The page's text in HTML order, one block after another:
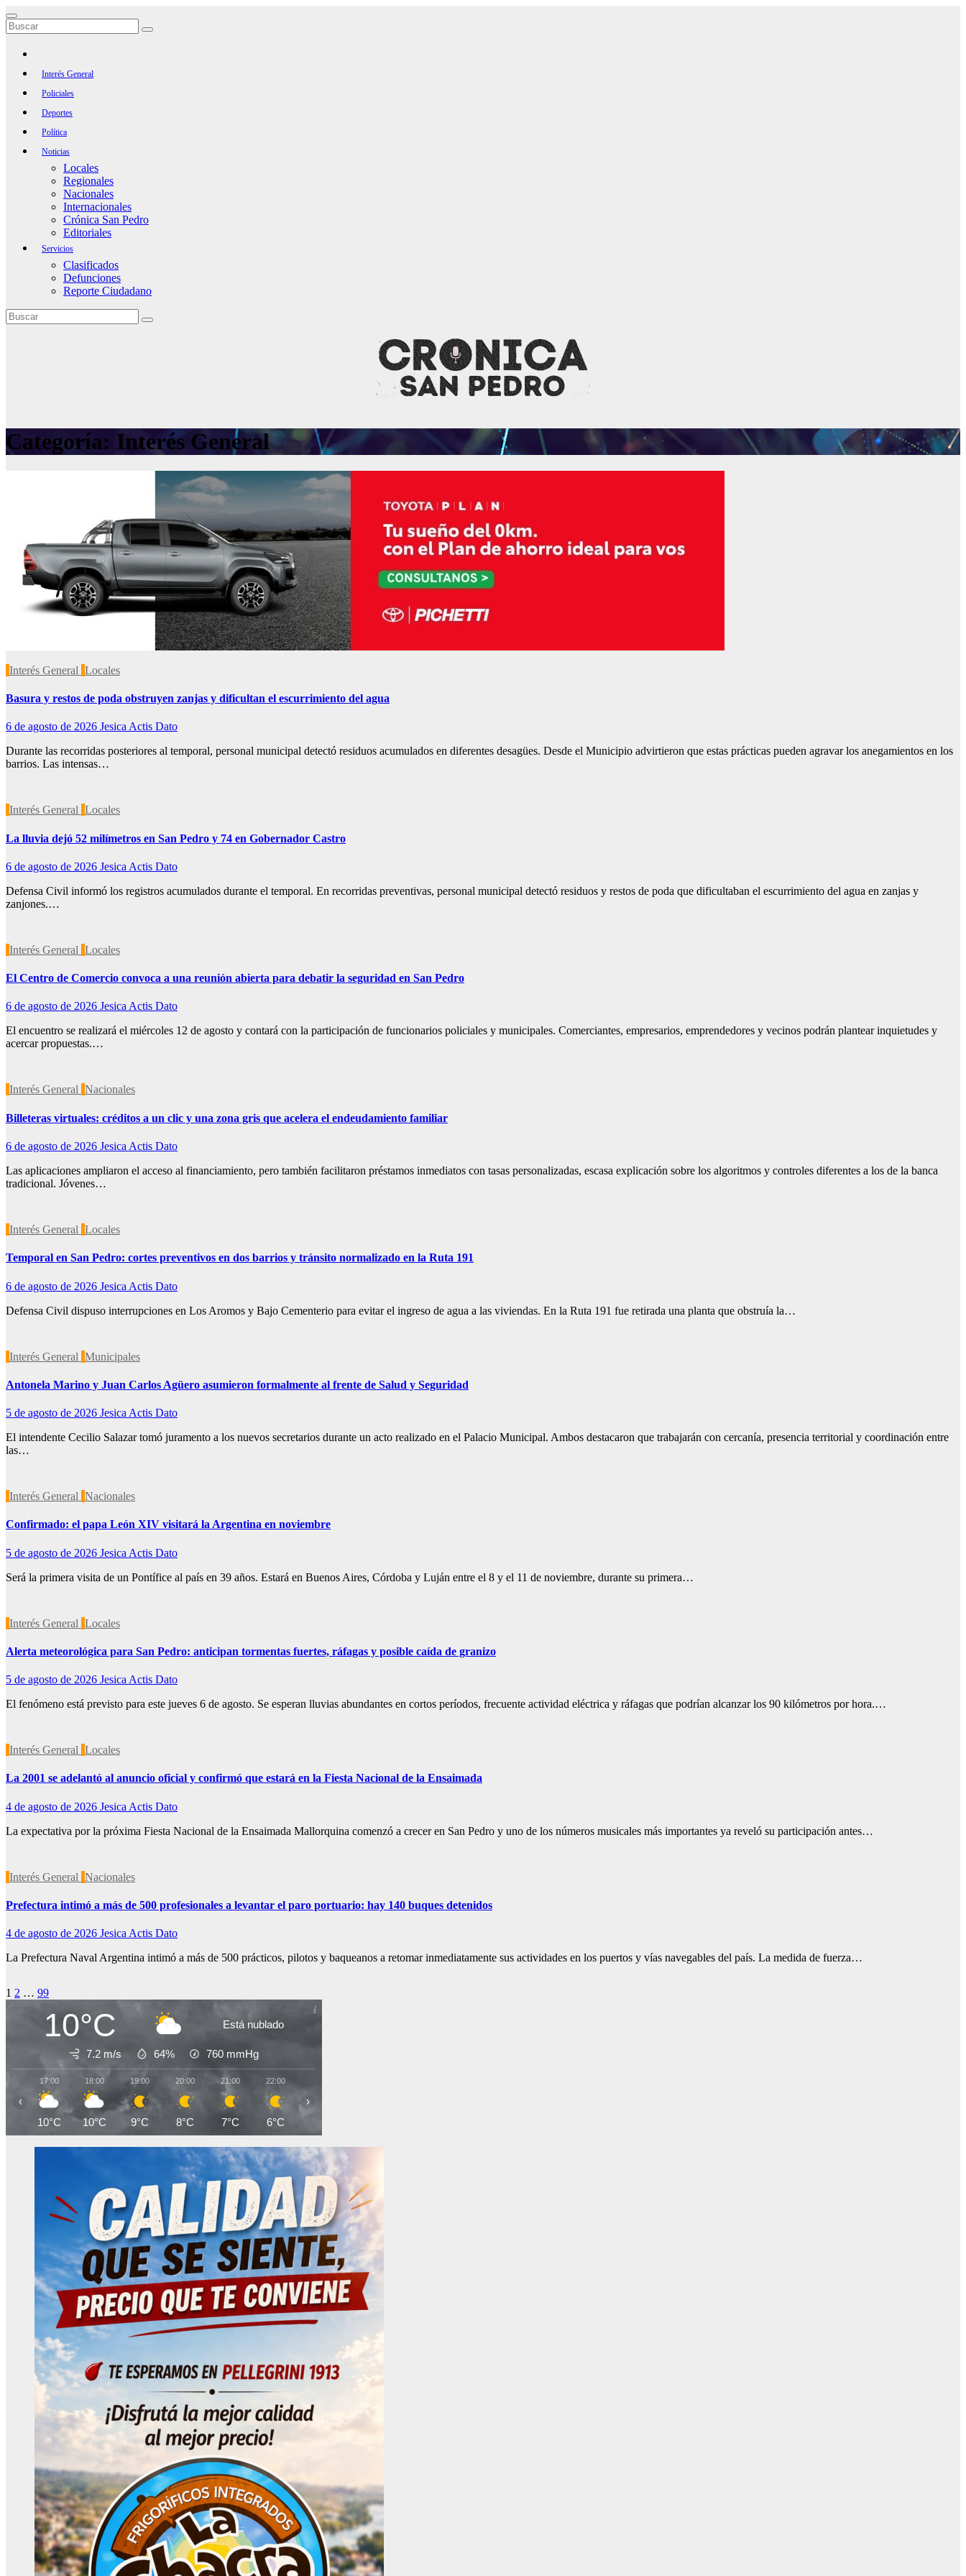
Saltar
al
contenido
Interés General
Policiales
Deportes
Política
Noticias
Locales
Regionales
Nacionales
Internacionales
Crónica San Pedro
Editoriales
Servicios
Clasificados
Defunciones
Reporte Ciudadano
Categoría: Interés General
Interés General Locales
Basura y restos de poda obstruyen zanjas y dificultan el escurrimiento del agua
6 de agosto de 2026 Jesica Actis Dato
Durante las recorridas posteriores al temporal, personal municipal detectó residuos acumulados en diferentes desagües. Desde el Municipio advirtieron que estas prácticas pueden agravar los anegamientos en los
barrios. Las intensas…
Interés General Locales
La lluvia dejó 52 milímetros en San Pedro y 74 en Gobernador Castro
6 de agosto de 2026 Jesica Actis Dato
Defensa Civil informó los registros acumulados durante el temporal. En recorridas preventivas, personal municipal detectó residuos y restos de poda que dificultaban el escurrimiento del agua en zanjas y
zanjones.…
Interés General Locales
El Centro de Comercio convoca a una reunión abierta para debatir la seguridad en San Pedro
6 de agosto de 2026 Jesica Actis Dato
El encuentro se realizará el miércoles 12 de agosto y contará con la participación de funcionarios policiales y municipales. Comerciantes, empresarios, emprendedores y vecinos podrán plantear inquietudes y
acercar propuestas.…
Interés General Nacionales
Billeteras virtuales: créditos a un clic y una zona gris que acelera el endeudamiento familiar
6 de agosto de 2026 Jesica Actis Dato
Las aplicaciones ampliaron el acceso al financiamiento, pero también facilitaron préstamos inmediatos con tasas personalizadas, escasa explicación sobre los algoritmos y controles diferentes a los de la banca
tradicional. Jóvenes…
Interés General Locales
Temporal en San Pedro: cortes preventivos en dos barrios y tránsito normalizado en la Ruta 191
6 de agosto de 2026 Jesica Actis Dato
Defensa Civil dispuso interrupciones en Los Aromos y Bajo Cementerio para evitar el ingreso de agua a las viviendas. En la Ruta 191 fue retirada una planta que obstruía la…
Interés General Municipales
Antonela Marino y Juan Carlos Agüero asumieron formalmente al frente de Salud y Seguridad
5 de agosto de 2026 Jesica Actis Dato
El intendente Cecilio Salazar tomó juramento a los nuevos secretarios durante un acto realizado en el Palacio Municipal. Ambos destacaron que trabajarán con cercanía, presencia territorial y coordinación entre
las…
Interés General Nacionales
Confirmado: el papa León XIV visitará la Argentina en noviembre
5 de agosto de 2026 Jesica Actis Dato
Será la primera visita de un Pontífice al país en 39 años. Estará en Buenos Aires, Córdoba y Luján entre el 8 y el 11 de noviembre, durante su primera…
Interés General Locales
Alerta meteorológica para San Pedro: anticipan tormentas fuertes, ráfagas y posible caída de granizo
5 de agosto de 2026 Jesica Actis Dato
El fenómeno está previsto para este jueves 6 de agosto. Se esperan lluvias abundantes en cortos períodos, frecuente actividad eléctrica y ráfagas que podrían alcanzar los 90 kilómetros por hora.…
Interés General Locales
La 2001 se adelantó al anuncio oficial y confirmó que estará en la Fiesta Nacional de la Ensaimada
4 de agosto de 2026 Jesica Actis Dato
La expectativa por la próxima Fiesta Nacional de la Ensaimada Mallorquina comenzó a crecer en San Pedro y uno de los números musicales más importantes ya reveló su participación antes…
Interés General Nacionales
Prefectura intimó a más de 500 profesionales a levantar el paro portuario: hay 140 buques detenidos
4 de agosto de 2026 Jesica Actis Dato
La Prefectura Naval Argentina intimó a más de 500 prácticos, pilotos y baqueanos a retomar inmediatamente sus actividades en los puertos y vías navegables del país. La medida de fuerza…
Paginación
entradas
1 2 … 99
10°C Está nublado
7.2 m/s 64% 760 mmHg
17:00
10°C
18:00
10°C
19:00
9°C
20:00
8°C
21:00
7°C
22:00
6°C
‹ ›